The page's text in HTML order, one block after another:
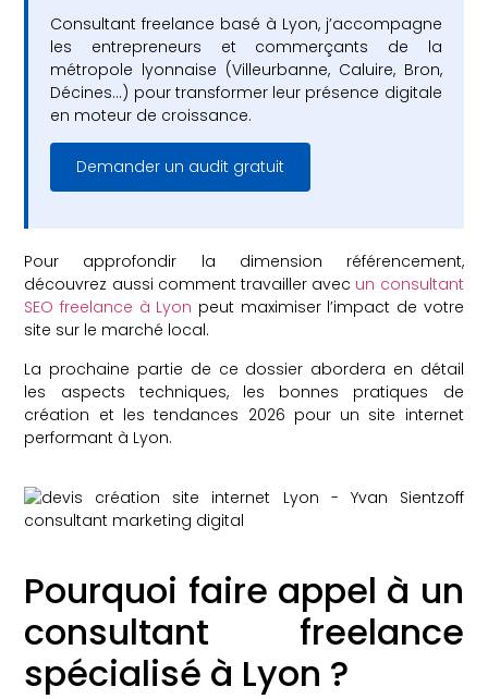
Consultant freelance basé à Lyon, j’accompagne
les entrepreneurs et commerçants de la
métropole lyonnaise (Villeurbanne, Caluire, Bron,
Décines…) pour transformer leur présence digitale
en moteur de croissance.
Demander un audit gratuit
Pour approfondir la dimension référencement,
découvrez aussi comment travailler avec un consultant
SEO freelance à Lyon peut maximiser l’impact de votre
site sur le marché local.
La prochaine partie de ce dossier abordera en détail
les aspects techniques, les bonnes pratiques de
création et les tendances 2026 pour un site internet
performant à Lyon.
Pourquoi faire appel à un
consultant freelance
spécialisé à Lyon ?